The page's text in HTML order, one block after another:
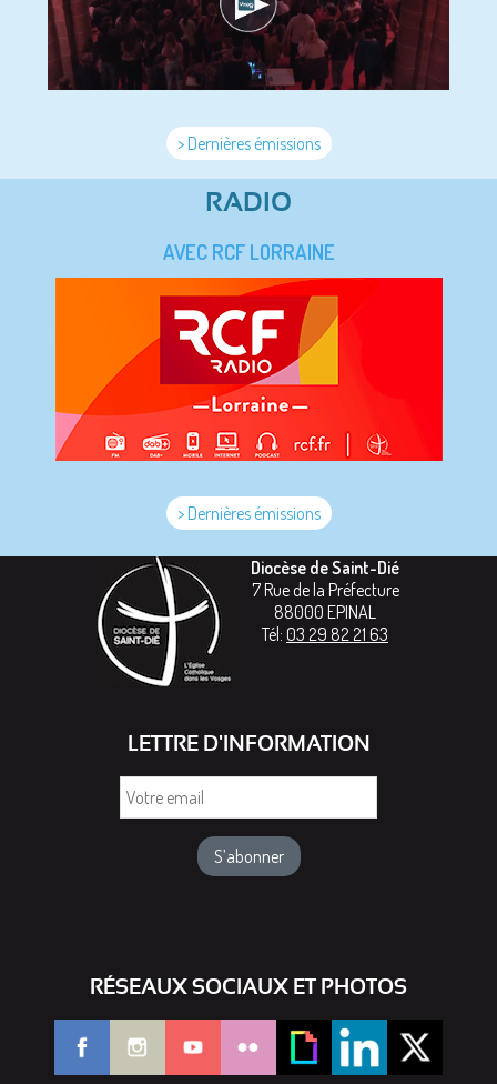
> Dernières émissions
RADIO
AVEC RCF LORRAINE
> Dernières émissions
Diocèse de Saint-Dié
7 Rue de la Préfecture
88000 EPINAL
Tél: 03 29 82 21 63
LETTRE D'INFORMATION
RÉSEAUX SOCIAUX ET PHOTOS